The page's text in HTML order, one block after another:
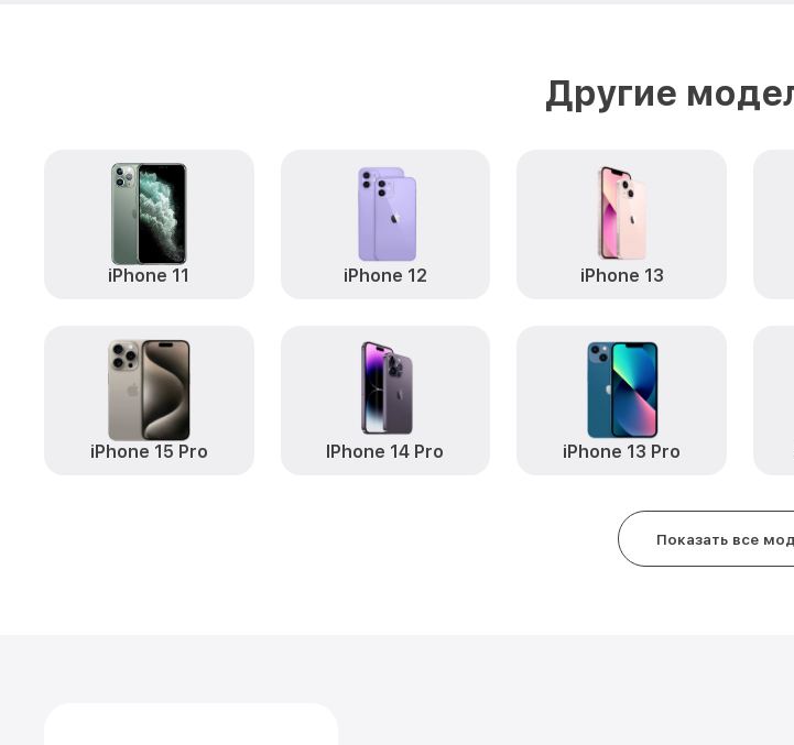
Другие
iPhone 11 iPhone 12 iPhone 13
iPhone 15 Pro IPhone 14 Pro iPhone 13 Pro
Показать все